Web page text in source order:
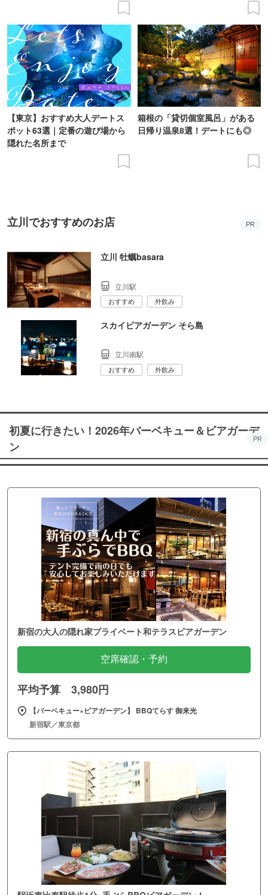
【東京】おすすめ大人デートス
ポット63選｜定番の遊び場から
隠れた名所まで
箱根の「貸切個室風呂」がある
日帰り温泉8選！デートにも◎
立川でおすすめのお店 PR
立川 牡蠣basara
立川駅
おすすめ 外飲み
スカイビアガーデン そら島
立川南駅
おすすめ 外飲み
初夏に行きたい！2026年バーベキュー＆ビアガーデ
ン
PR
新宿の大人の隠れ家プライベート和テラスビアガーデン
空席確認・予約
平均予算 3,980円
【バーベキュー×ビアガーデン】 BBQてらす 御来光
新宿駅／東京都